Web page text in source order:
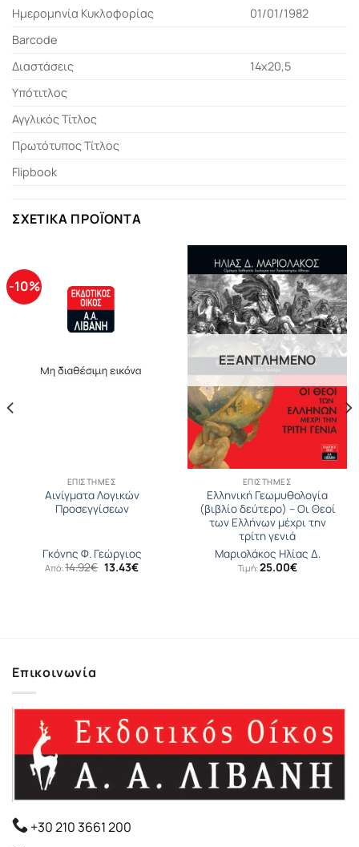
Ημερομηνία Κυκλοφορίας
01/01/1982
Barcode
Διαστάσεις
14x20,5
Υπότιτλος
Αγγλικός Τίτλος
Πρωτότυπος Τίτλος
Flipbook
ΣΧΕΤΙΚΆ ΠΡΟΪΌΝΤΑ
-10%
ΕΠΙΣΤΉΜΕΣ
Αινίγματα Λογικών
Προσεγγίσεων
Γκόνης Φ. Γεώργιος
Από:14.92€ Original
13.43€Η
ΕΞΑΝΤΛΗΜΈΝΟ
ΕΠΙΣΤΉΜΕΣ
Ελληνική Γεωμυθολογία
(βιβλίο δεύτερο) – Οι Θεοί
των Ελλήνων μέχρι την
τρίτη γενιά
Μαριολάκος Ηλίας Δ.
Τιμή: 25.00€
Επικοινωνία
+30 210 3661 200